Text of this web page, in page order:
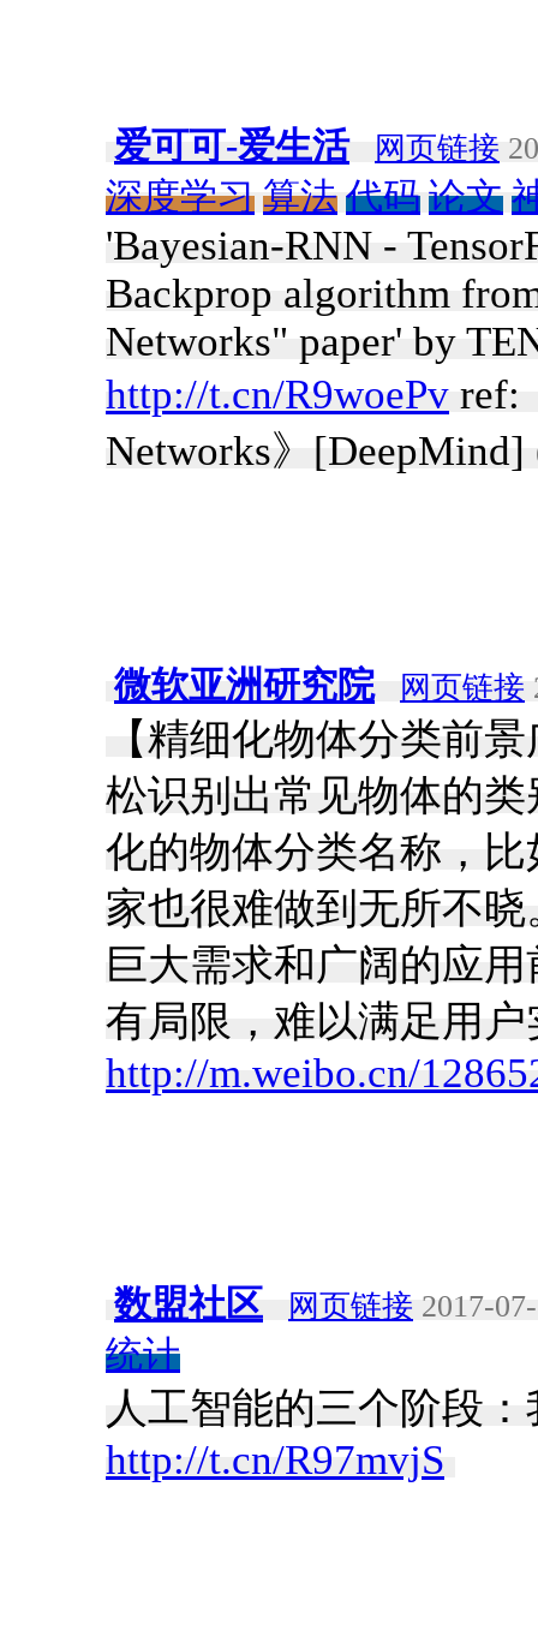
爱可可-爱生活 网页链接
深度学习 算法 代码 论文
'Bayesian-RNN -
Backprop algorithm
Networks" paper' by
http://t.cn/R9woePv ref:
Networks》
微软亚洲研究院 网页链接
【精细化物体分类前
松识别出常见物体的
化的物体分类名称，
家也很难做到无所不
巨大需求和广阔的应
有局限，难以满足用
http://m.weibo.cn/
数盟社区 网页链接 2017-
统计
人工智能的三个阶段
http://t.cn/R97mvjS